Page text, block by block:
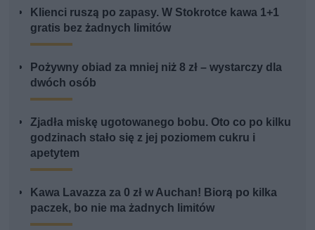
Klienci ruszą po zapasy. W Stokrotce kawa 1+1
gratis bez żadnych limitów
Pożywny obiad za mniej niż 8 zł – wystarczy dla
dwóch osób
Zjadła miskę ugotowanego bobu. Oto co po kilku
godzinach stało się z jej poziomem cukru i
apetytem
Kawa Lavazza za 0 zł w Auchan! Biorą po kilka
paczek, bo nie ma żadnych limitów